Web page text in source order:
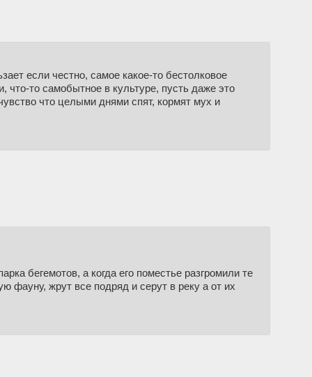
если честно, самое какое-то бестолковое
что-то самобытное в культуре, пусть даже это
что целыми днями спят, кормят мух и
бегемотов, а когда его поместье разгромили те
фауну, жрут все подряд и серут в реку а от их